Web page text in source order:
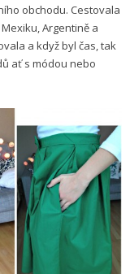
obchodu. Cestovala
Argentině a
a když byl čas, tak
ať s módou nebo